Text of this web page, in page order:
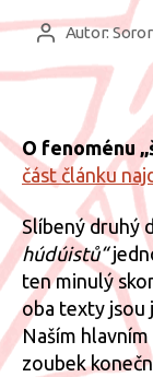
AutorAutor:
O fenoménu
část článku
Slíbený druhý
húdúistů“
ten minulý
oba texty jsou
Naším
zoubek